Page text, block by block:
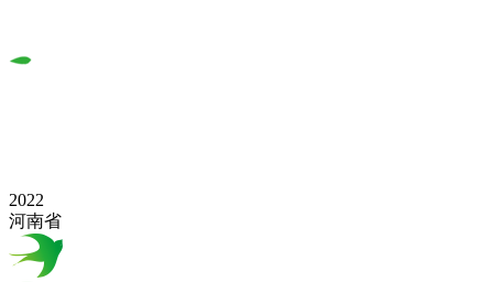
2022
河南省